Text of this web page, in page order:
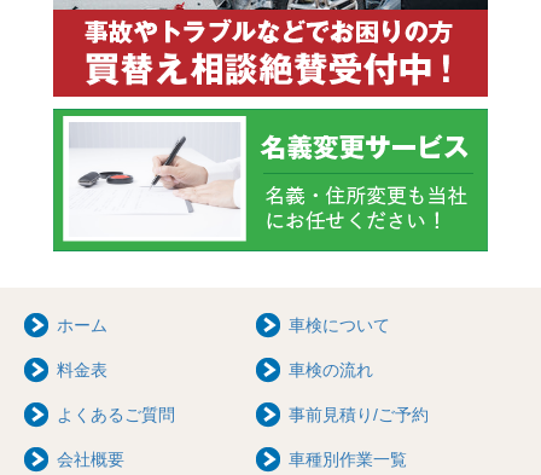
ホーム 車検について
料金表 車検の流れ
よくあるご質問 事前見積り/ご予約
会社概要 車種別作業一覧